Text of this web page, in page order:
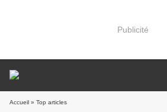
Publicité
Accueil » Top articles